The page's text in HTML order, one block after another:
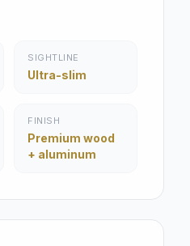
SIGHTLINE
Ultra-slim
FINISH
Premium wood
+ aluminum